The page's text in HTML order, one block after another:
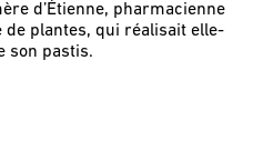
d’Étienne, pharmacienne
de plantes, qui réalisait elle-
son pastis.